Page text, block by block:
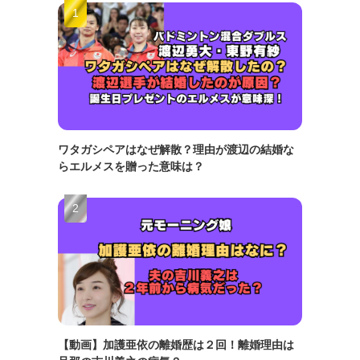
ワタガシペアはなぜ解散？理由が渡辺の結婚な
らエルメスを贈った意味は？
【動画】加護亜依の離婚歴は２回！離婚理由は